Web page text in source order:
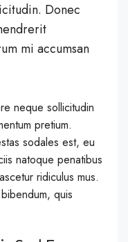
Donec
mi accumsan
neque sollicitudin
pretium.
sodales est, eu
natoque penatibus
ridiculus mus.
quis